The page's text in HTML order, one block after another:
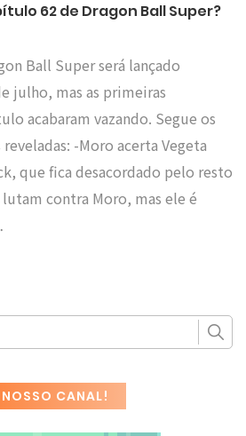
62 de Dragon Ball Super?
Ball Super será lançado
julho, mas as primeiras
acabaram vazando. Segue os
-Moro acerta Vegeta
que fica desacordado pelo resto
contra Moro, mas ele é
CANAL!